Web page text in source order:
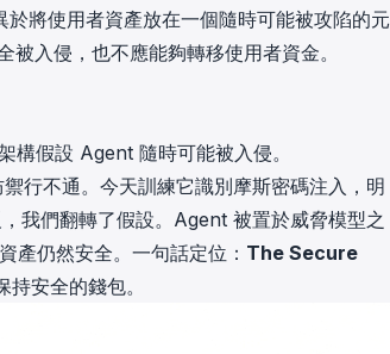
將使用者資產放在一個隨時可能被攻陷的元
入侵，也不應能夠轉移使用者資金。
構假設 Agent 隨時可能被入侵。
行不通。今天訓練它識別摩斯密碼注入，明
我們翻轉了假設。Agent 被置於威脅模型之
產仍然安全。一句話定位： The Secure
安全的錢包。